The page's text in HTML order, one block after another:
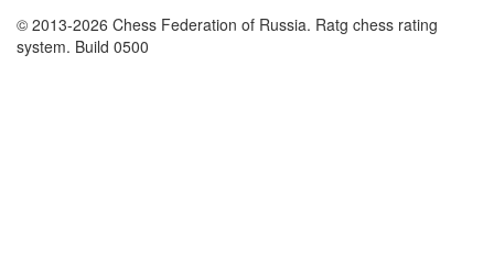
© 2013-2026 Chess Federation of Russia. Ratg chess rating
system. Build 0500